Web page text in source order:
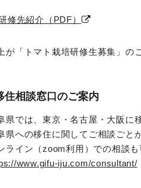
修先紹介（PDF）
が「トマト栽培研修生募集」の
住相談窓口のご案内
県では、東京・名古屋・大阪に
県への移住に関してご相談ごと
ライン（zoom利用）での相談も
www.gifu-iju.com/consultant/